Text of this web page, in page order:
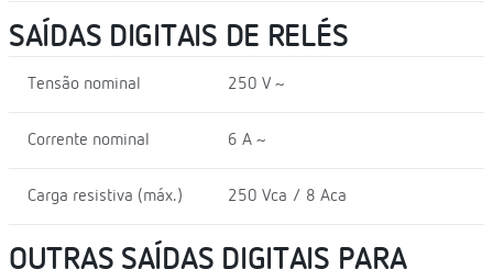
SAÍDAS DIGITAIS DE RELÉS
Tensão nominal 250 V ~
Corrente nominal 6 A ~
Carga resistiva (máx.) 250 Vca / 8 Aca
OUTRAS SAÍDAS DIGITAIS PARA